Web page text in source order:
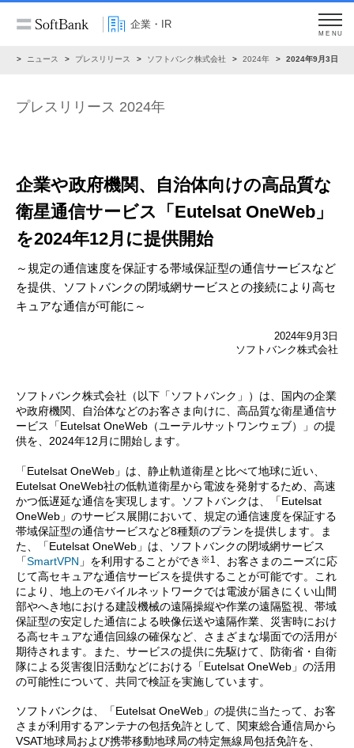
企業・IR
MENU
ニュース プレスリリース ソフトバンク株式会社 2024年 2024年9月3日
プレスリリース 2024年
企業や政府機関、自治体向けの高品質な
衛星通信サービス
「Eutelsat OneWeb」
を2024年12月に提供開始
～規定の通信速度を保証する帯域保証型の通信サービスなど
を提供、
ソフトバンクの閉域網サービスとの接続により高セ
キュアな通信が可能に～
2024年9月3日
ソフトバンク株式会社
ソフトバンク株式会社（以下「ソフトバンク」）は、国内の企業
や政府機関、自治体などのお客さま向けに、高品質な衛星通信サ
ービス「Eutelsat OneWeb（ユーテルサットワンウェブ）」の提
供を、2024年12月に開始します。
「Eutelsat OneWeb」は、静止軌道衛星と比べて地球に近い、
Eutelsat OneWeb社の低軌道衛星から電波を発射するため、高速
かつ低遅延な通信を実現します。ソフトバンクは、「Eutelsat
OneWeb」のサービス展開において、規定の通信速度を保証する
帯域保証型の通信サービスなど8種類のプランを提供します。ま
た、「Eutelsat OneWeb」は、ソフトバンクの閉域網サービス
「SmartVPN 」を利用することができ ※1
、お客さまのニーズに応
じて高セキュアな通信サービスを提供することが可能です。これ
により、地上のモバイルネットワークでは電波が届きにくい山間
部やへき地における建設機械の遠隔操縦や作業の遠隔監視、帯域
保証型の安定した通信による映像伝送や遠隔作業、災害時におけ
る高セキュアな通信回線の確保など、さまざまな場面での活用が
期待されます。また、サービスの提供に先駆けて、防衛省・自衛
隊による災害復旧活動などにおける「Eutelsat OneWeb」の活用
の可能性について、共同で検証を実施しています。
ソフトバンクは、「Eutelsat OneWeb」の提供に当たって、お客
さまが利用するアンテナの包括免許として、関東総合通信局から
VSAT地球局および携帯移動地球局の特定無線局包括免許を、